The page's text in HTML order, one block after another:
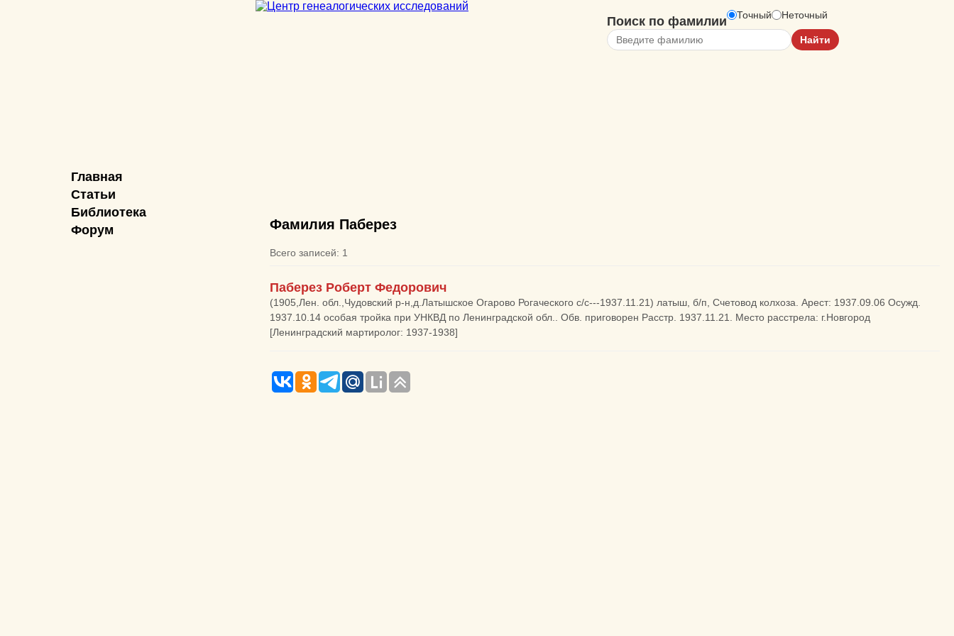
Главная
Статьи
Библиотека
Форум
Поиск по фамилии Точный Неточный
Фамилия Паберез
Всего записей: 1
Паберез Роберт Федорович
(1905,Лен. обл.,Чудовский р-н,д.Латышское Огарово Рогаческого с/с---1937.11.21) латыш, б/п, Счетовод колхоза. Арест: 1937.09.06 Осужд.
1937.10.14 особая тройка при УНКВД по Ленинградской обл.. Обв. приговорен Расстр. 1937.11.21. Место расстрела: г.Новгород
[Ленинградский мартиролог: 1937-1938]